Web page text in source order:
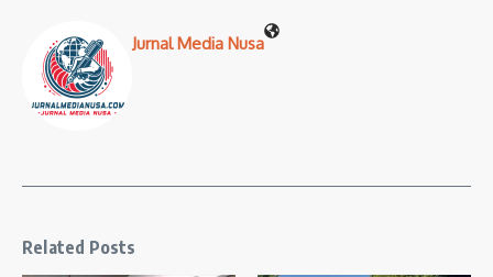
Jurnal Media Nusa
Related Posts